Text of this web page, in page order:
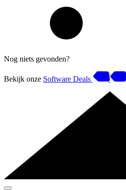
Nog niets gevonden?
Bekijk onze Software Deals